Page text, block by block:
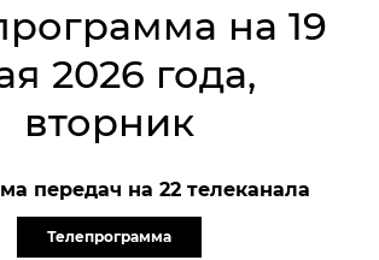
на 19
2026 года,
вторник
передач на 22 телеканала
Телепрограмма